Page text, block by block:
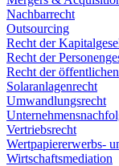
Nachbarrecht
Outsourcing
Recht der
Recht der
Recht der
Solaranlagenrecht
Umwandlungsrecht
Vertriebsrecht
Wertpapiererwerbs-
Wirtschaftsmediation